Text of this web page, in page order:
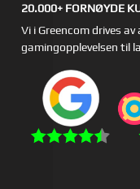
20.000+ FORNØYDE
Vi i Greencom drives
gamingopplevelsen til